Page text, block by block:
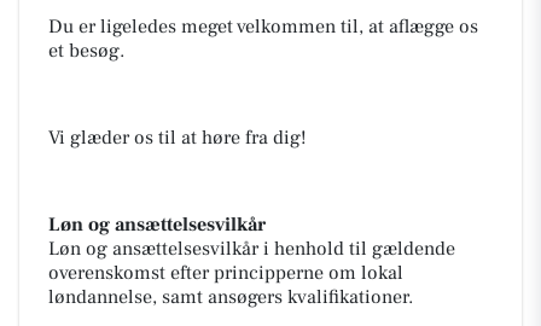
Du er ligeledes meget velkommen til, at aflægge os
et besøg.
Vi glæder os til at høre fra dig!
Løn og ansættelsesvilkår
Løn og ansættelsesvilkår i henhold til gældende
overenskomst efter principperne om lokal
løndannelse, samt ansøgers kvalifikationer.